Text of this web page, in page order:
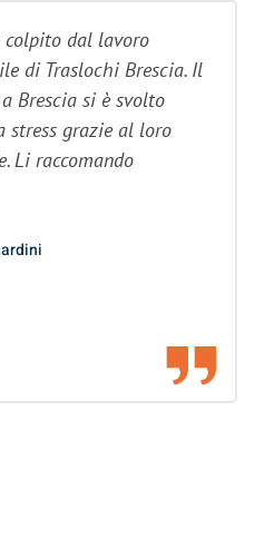
colpito dal lavoro
di Traslochi Brescia. Il
Brescia si è svolto
stress grazie al loro
Li raccomando